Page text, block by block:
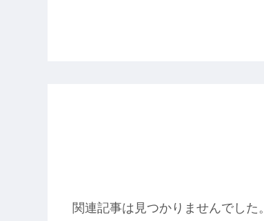
関連記事は見つかりませんでした。